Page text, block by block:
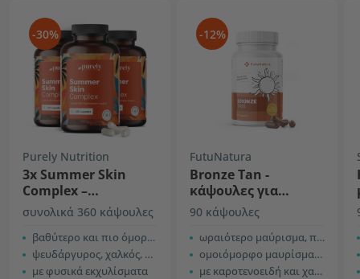
-30%
Purely Nutrition
3x Summer Skin
Complex –
φόρμουλα με 10
ενεργά συστατικά
συνολικά 360 κάψουλες
βαθύτερο και πιο όμορφο μαύρισμα
ψευδάργυρος, χαλκός, σελήνιο
με φυσικά εκχυλίσματα
-12%
FutuNatura
Bronze Tan -
κάψουλες για
μαύρισμα
90 κάψουλες
ωραιότερο μαύρισμα, που διαρκεί
ομοιόμορφο μαυρίσματος
με καροτενοειδή και χαλκό